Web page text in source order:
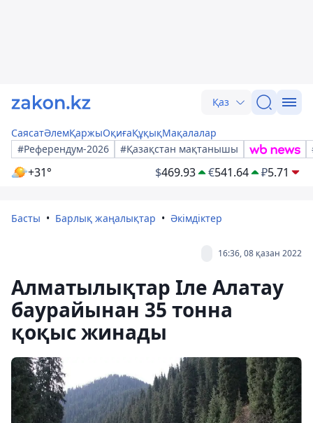
Қаз
СаясатӘлемҚаржыОқиғаҚұқықМақалалар
#Референдум-2026
#Қазақстан мақтанышы
+31° $469.93 €541.64 ₽5.71
Басты Барлық жаңалықтар Әкімдіктер
16:36, 08 қазан 2022
Алматылықтар Іле Алатау
баурайынан 35 тонна
қоқыс жинады